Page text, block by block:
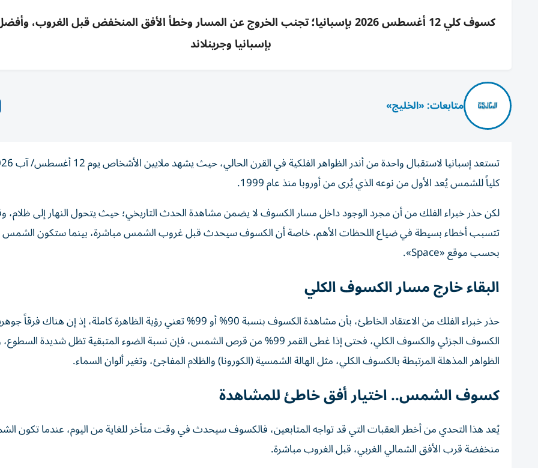
كسوف كلي 12 أغسطس 2026 بإسبانيا؛ تجنب الخروج عن المسار وخطأ الأفق المنخفض قبل الغروب،
بإسبانيا وجرينلاند
متابعات: «الخليج»
كلياً للشمس يُعد الأول من نوعه الذي يُرى من أوروبا منذ عام 1999.
لكن حذر خبراء الفلك من أن مجرد الوجود داخل مسار الكسوف لا يضمن مشاهدة الحدث التاريخي؛ حيث يتحول النهار إلى ظلام،
تتسبب أخطاء بسيطة في ضياع اللحظات الأهم، خاصة أن الكسوف سيحدث قبل غروب الشمس مباشرة، بينما ستكون
بحسب موقع «Space».
البقاء خارج مسار الكسوف الكلي
حذر خبراء الفلك من الاعتقاد الخاطئ، بأن مشاهدة الكسوف بنسبة 90% أو 99% تعني رؤية الظاهرة كاملة، إذ إن هناك
الكسوف الجزئي والكسوف الكلي، فحتى إذا غطى القمر 99% من قرص الشمس، فإن نسبة الضوء المتبقية تظل شديدة
الظواهر المذهلة المرتبطة بالكسوف الكلي، مثل الهالة الشمسية (الكورونا) والظلام المفاجئ، وتغير ألوان السماء.
كسوف الشمس.. اختيار أفق خاطئ للمشاهدة
يُعد هذا التحدي من أخطر العقبات التي قد تواجه المتابعين، فالكسوف سيحدث في وقت متأخر للغاية من اليوم، عندما تكون
منخفضة قرب الأفق الشمالي الغربي، قبل الغروب مباشرة.